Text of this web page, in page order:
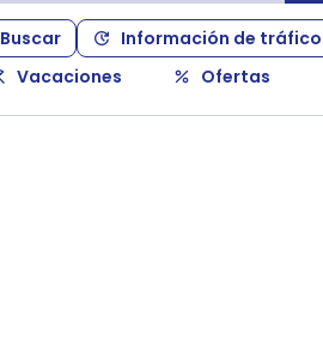
Buscar
Información de tráfico
Vacaciones Ofertas